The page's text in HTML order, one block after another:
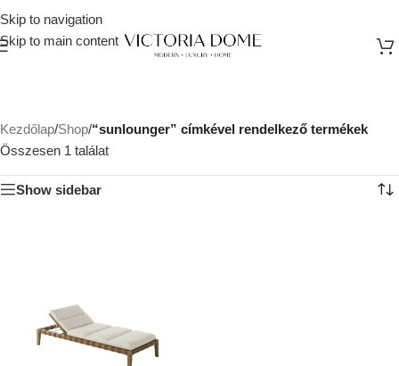
Skip to navigation
Skip to main content
Kezdőlap/Shop/“sunlounger” címkével rendelkező termékek
Összesen 1 találat
Show sidebar